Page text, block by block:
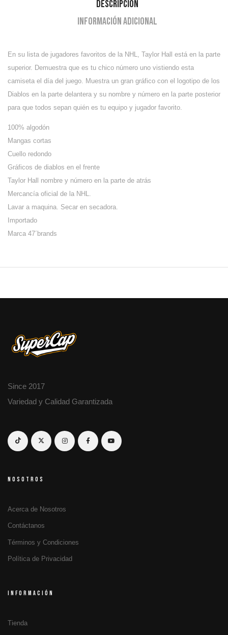
Descripción
Información adicional
En su lista de jugadores favoritos de la NHL, Taylor Hall está en la parte
superior. Demuestra que es tu chico número uno vistiendo esta
camiseta el día del juego. Muestra un gran gráfico con el logotipo de los
Diablos en la parte delantera y su nombre y número en la parte posterior
para que todos sepan quién es tu equipo y jugador favorito.
100% algodón
Mangas cortas
Cuello redondo
Gráficos de diablos en el frente
Taylor Hall nombre y número en la parte de atrás
Mercancía oficial de la NHL.
Lavar a maquina. Secar en secadora.
Importado
Marca 47´brands
Since 2017
Variedad y Calidad Garantizada
NOSOTROS
Acerca de Nosotros
Contáctanos
Términos y Condiciones
Política de Privacidad
INFORMACIÓN
Tienda